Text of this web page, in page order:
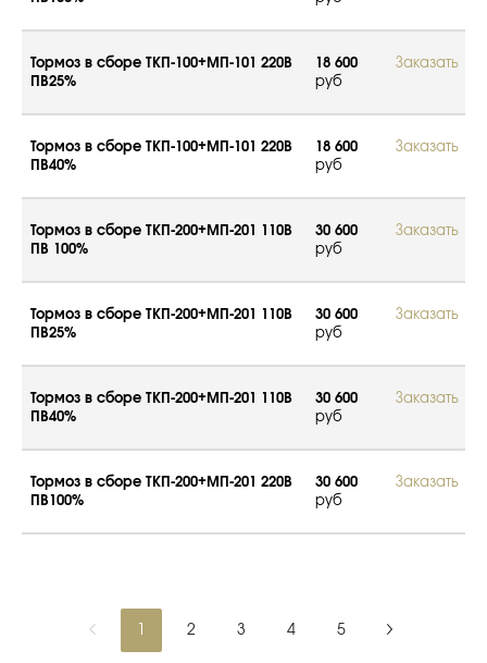
Тормоз в сборе ТКП-100+МП-101 220В
ПВ25%
18 600
руб
Заказать
Тормоз в сборе ТКП-100+МП-101 220В
ПВ40%
18 600
руб
Заказать
Тормоз в сборе ТКП-200+МП-201 110В
ПВ 100%
30 600
руб
Заказать
Тормоз в сборе ТКП-200+МП-201 110В
ПВ25%
30 600
руб
Заказать
Тормоз в сборе ТКП-200+МП-201 110В
ПВ40%
30 600
руб
Заказать
Тормоз в сборе ТКП-200+МП-201 220В
ПВ100%
30 600
руб
Заказать
2 3 4 5